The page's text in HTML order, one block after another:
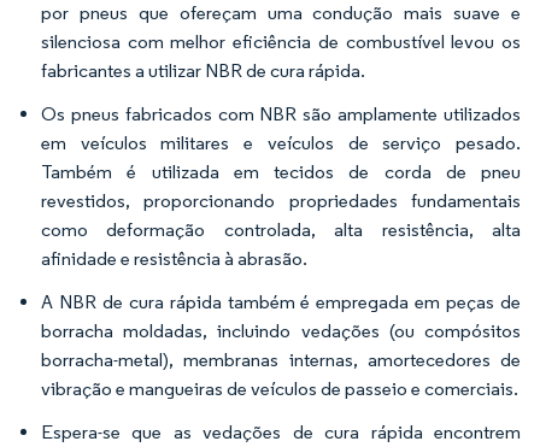
por pneus que ofereçam uma condução mais suave e
silenciosa com melhor eficiência de combustível levou os
fabricantes a utilizar NBR de cura rápida.
Os pneus fabricados com NBR são amplamente utilizados
em veículos militares e veículos de serviço pesado.
Também é utilizada em tecidos de corda de pneu
revestidos, proporcionando propriedades fundamentais
como deformação controlada, alta resistência, alta
afinidade e resistência à abrasão.
A NBR de cura rápida também é empregada em peças de
borracha moldadas, incluindo vedações (ou compósitos
borracha-metal), membranas internas, amortecedores de
vibração e mangueiras de veículos de passeio e comerciais.
Espera-se que as vedações de cura rápida encontrem